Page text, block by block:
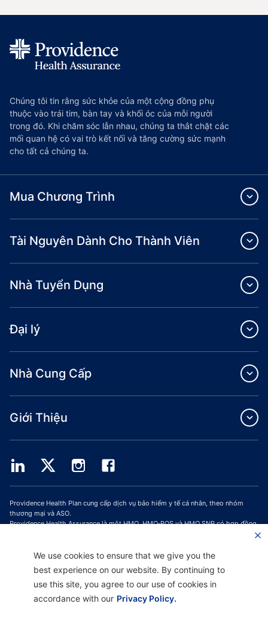
Chúng tôi tin rằng sức khỏe của một cộng đồng phụ
thuộc vào trái tim, bàn tay và khối óc của mỗi người
trong đó. Khi chăm sóc lẫn nhau, chúng ta thắt chặt các
mối quan hệ có vai trò kết nối và tăng cường sức mạnh
cho tất cả chúng ta.
Mua Chương Trình
Tài Nguyên Dành Cho Thành Viên
Nhà Tuyển Dụng
Đại lý
Nhà Cung Cấp
Giới Thiệu
Providence Health Plan cung cấp dịch vụ bảo hiểm y tế cá nhân, theo nhóm
thương mại và ASO.
Providence Health Assurance là một HMO, HMO‐POS và HMO SNP có hợp đồng
H9047_PHAAM20_M
We use cookies to ensure that we give you the
best experience on our website. By continuing to
use this site, you agree to our use of cookies in
accordance with our Privacy Policy.